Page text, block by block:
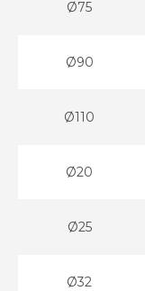
Ø75
Ø90
Ø110
Ø20
Ø25
Ø32